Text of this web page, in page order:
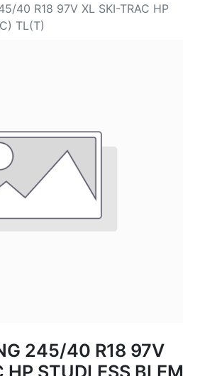
40 R18 97V XL SKI-TRAC HP
TL(T)
245/40 R18 97V
HP STUDLESS BLEM